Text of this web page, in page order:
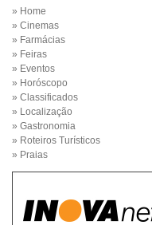
» Home
» Cinemas
» Farmácias
» Feiras
» Eventos
» Horóscopo
» Classificados
» Localização
» Gastronomia
» Roteiros Turísticos
» Praias